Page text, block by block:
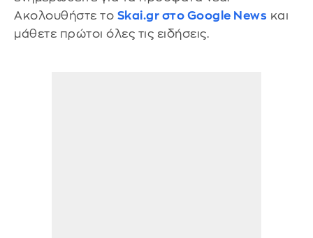
Ακολουθήστε το Skai.gr στο Google News και
μάθετε πρώτοι όλες τις ειδήσεις.